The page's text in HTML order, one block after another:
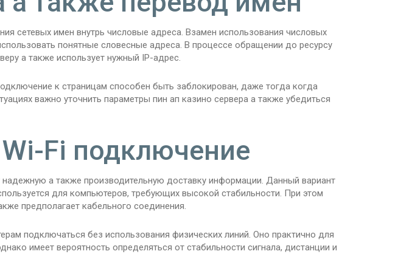
сетевых имен внутрь числовые адреса. Взамен использования числовых
понятные словесные адреса. В процессе обращении до ресурсу
а также использует нужный IP-адрес.
к страницам способен быть заблокирован, даже тогда когда
важно уточнить параметры пин ап казино сервера а также убедиться
Fi подключение
а также производительную доставку информации. Данный вариант
для компьютеров, требующих высокой стабильности. При этом
предполагает кабельного соединения.
подключаться без использования физических линий. Оно практично для
имеет вероятность определяться от стабильности сигнала, дистанции и